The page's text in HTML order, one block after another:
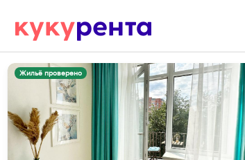
Жильё проверено